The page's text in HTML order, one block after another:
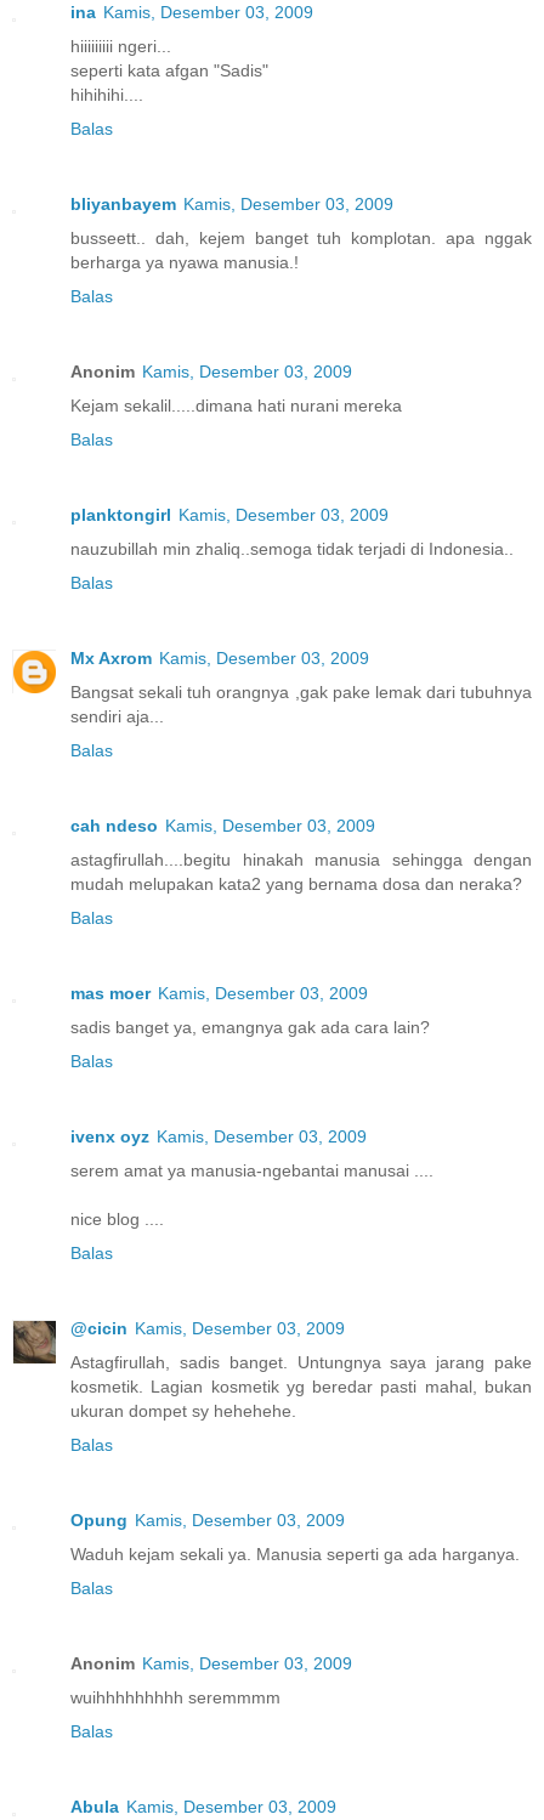
ina Kamis, Desember 03, 2009
hiiiiiiiii ngeri...
seperti kata afgan "Sadis"
hihihihi....
Balas
bliyanbayem Kamis, Desember 03, 2009
busseett.. dah, kejem banget tuh komplotan. apa nggak
berharga ya nyawa manusia.!
Balas
Anonim Kamis, Desember 03, 2009
Kejam sekalil.....dimana hati nurani mereka
Balas
planktongirl Kamis, Desember 03, 2009
nauzubillah min zhaliq..semoga tidak terjadi di Indonesia..
Balas
Mx Axrom Kamis, Desember 03, 2009
Bangsat sekali tuh orangnya ,gak pake lemak dari tubuhnya
sendiri aja...
Balas
cah ndeso Kamis, Desember 03, 2009
astagfirullah....begitu hinakah manusia sehingga dengan
mudah melupakan kata2 yang bernama dosa dan neraka?
Balas
mas moer Kamis, Desember 03, 2009
sadis banget ya, emangnya gak ada cara lain?
Balas
ivenx oyz Kamis, Desember 03, 2009
serem amat ya manusia-ngebantai manusai ....
nice blog ....
Balas
@cicin Kamis, Desember 03, 2009
Astagfirullah, sadis banget. Untungnya saya jarang pake
kosmetik. Lagian kosmetik yg beredar pasti mahal, bukan
ukuran dompet sy hehehehe.
Balas
Opung Kamis, Desember 03, 2009
Waduh kejam sekali ya. Manusia seperti ga ada harganya.
Balas
Anonim Kamis, Desember 03, 2009
wuihhhhhhhhh seremmmm
Balas
Abula Kamis, Desember 03, 2009